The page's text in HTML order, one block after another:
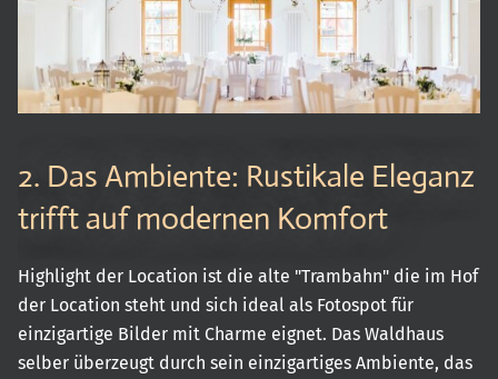
2. Das Ambiente: Rustikale Eleganz
trifft auf modernen Komfort
Highlight der Location ist die alte "Trambahn" die im Hof
der Location steht und sich ideal als Fotospot für
einzigartige Bilder mit Charme eignet. Das Waldhaus
selber überzeugt durch sein einzigartiges Ambiente, das